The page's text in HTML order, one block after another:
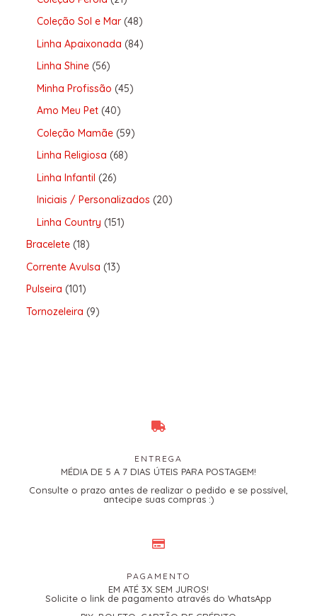
Coleção Sol e Mar 48
Linha Apaixonada 84
Linha Shine 56
Minha Profissão 45
Amo Meu Pet 40
Coleção Mamãe 59
Linha Religiosa 68
Linha Infantil 26
Iniciais / Personalizados 20
Linha Country 151
Bracelete 18
Corrente Avulsa 13
Pulseira 101
Tornozeleira 9
ENTREGA
MÉDIA DE 5 A 7 DIAS ÚTEIS PARA POSTAGEM!
Consulte o prazo antes de realizar o pedido e se possível,
antecipe suas compras :)
PAGAMENTO
EM ATÉ 3X SEM JUROS!
Solicite o link de pagamento através do WhatsApp